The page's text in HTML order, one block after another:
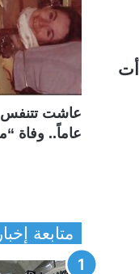
عاماً.. وفاة
متابعة